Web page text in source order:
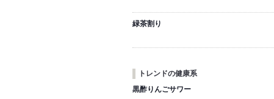
緑茶割り
トレンドの健康系
黒酢りんごサワー